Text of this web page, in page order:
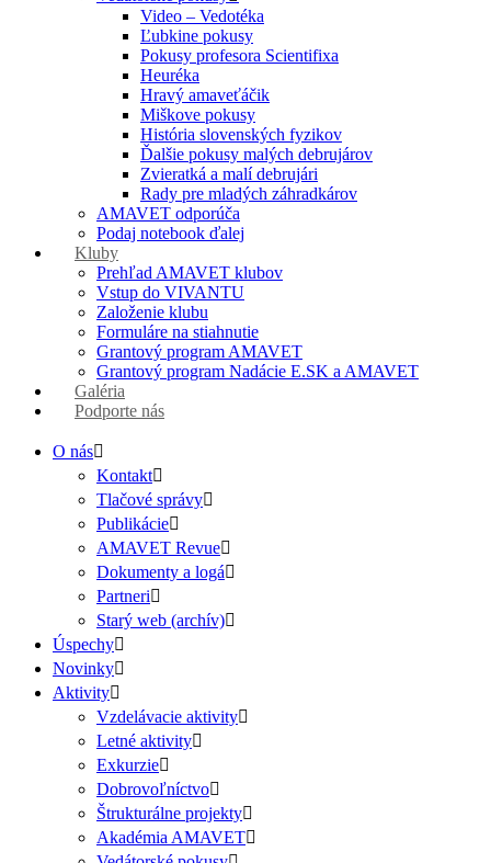
Video – Vedotéka
Ľubkine pokusy
Pokusy profesora Scientifixa
Heuréka
Hravý amaveťáčik
Miškove pokusy
História slovenských fyzikov
Ďalšie pokusy malých debrujárov
Zvieratká a malí debrujári
Rady pre mladých záhradkárov
AMAVET odporúča
Podaj notebook ďalej
Kluby
Prehľad AMAVET klubov
Vstup do VIVANTU
Založenie klubu
Formuláre na stiahnutie
Grantový program AMAVET
Grantový program Nadácie E.SK a AMAVET
Galéria
Podporte nás
O nás
Kontakt
Tlačové správy
Publikácie
AMAVET Revue
Dokumenty a logá
Partneri
Starý web (archív)
Úspechy
Novinky
Aktivity
Vzdelávacie aktivity
Letné aktivity
Exkurzie
Dobrovoľníctvo
Štrukturálne projekty
Akadémia AMAVET